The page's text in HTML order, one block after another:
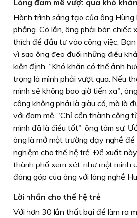
Lòng đam mê vượt qua khó khăn
Hành trình sáng tạo của ông Hùng
phẳng. Có lần, ông phải bán chiếc
thích để đầu tư vào công việc.
vì sao ông đeo đuổi những điều
kiên định. “Khó khăn có thể ảnh
trọng là mình phải vượt qua. Nếu
mình sẽ không bao giờ tiến xa",
công không phải là giàu có, mà là
với đam mê. “Chỉ cần thành công
mình đã là điều tốt", ông tâm sự.
ông là mở một trường dạy nghề để
nghiệm cho thế hệ trẻ. Ðề xuất
thành phố xem xét, như một minh
đóng góp của ông với làng nghề
Lời nhắn cho thế hệ trẻ
Với hơn 30 lần thất bại để làm ra